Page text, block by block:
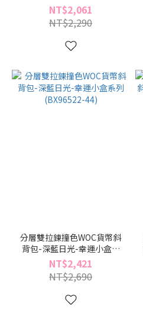
人系列(BX96475-29)
NT$2,061
NT$2,290
分層雙拉鍊撞色WOC貨幣斜
背包-深藍日光-幸運小盒系
列(BX96522-44)
NT$2,421
NT$2,690